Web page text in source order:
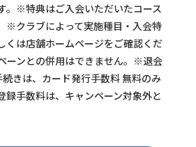
。※特典はご入会いただいたコース
※クラブによって実施種目・入会特
くは店舗ホームページをご確認くだ
ーンとの併用はできません。※退会
きは、カード発行手数料 無料のみ
手数料は、キャンペーン対象外と